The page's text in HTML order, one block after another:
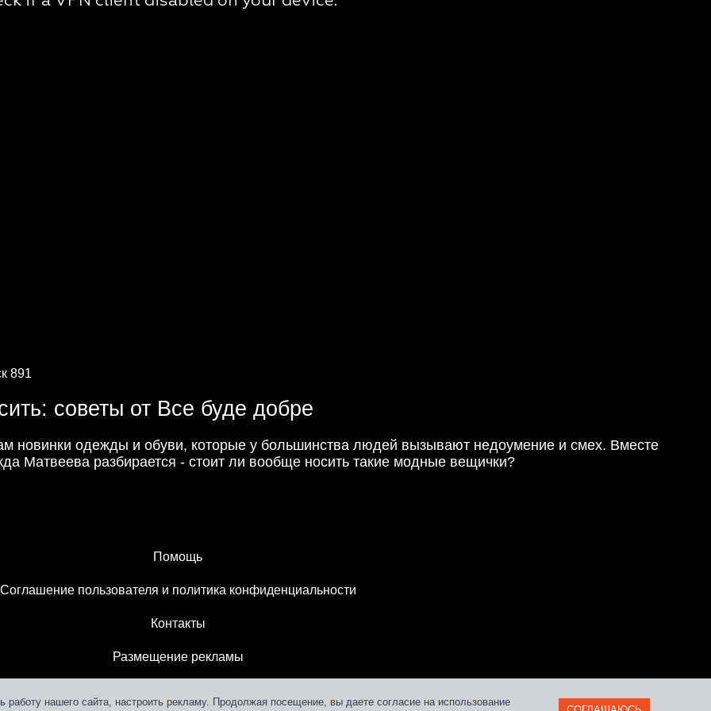
нашего сайта, настроить рекламу. Продолжая посещение, вы даете согласие на использование
891
советы от Все буде добре
новинки одежды и обуви, которые у большинства людей вызывают недоумение и смех. Вместе
Матвеева разбирается - стоит ли вообще носить такие модные вещички?
Помощь
Соглашение пользователя и политика конфиденциальности
Контакты
Размещение рекламы